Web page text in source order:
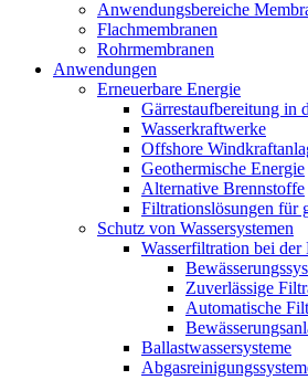
Anwendungsbereiche
Flachmembranen
Rohrmembranen
Anwendungen
Erneuerbare Energie
Gärrestaufbereitung in
Wasserkraftwerke
Offshore
Geothermische Energie
Alternative Brennstoffe
Filtrationslösungen für
Schutz von Wassersystemen
Wasserfiltration bei der
Zuverlässige
Automatische
Ballastwassersysteme